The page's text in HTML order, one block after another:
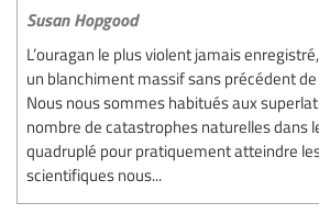
Susan Hopgood
L’ouragan le plus violent jamais
un blanchiment massif sans précédent
Nous nous sommes habitués aux
nombre de catastrophes naturelles dans
quadruplé pour pratiquement atteindre
scientifiques nous...